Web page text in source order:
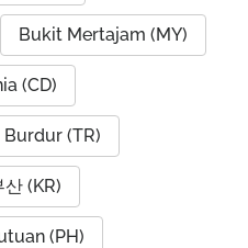
Bukit Mertajam (MY)
(CD)
Burdur (TR)
(KR)
(PH)